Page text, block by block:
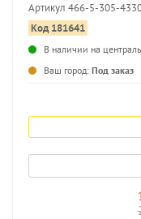
Артикул 466-5-305-
Код 181641
В наличии на
Ваш город: Под заказ